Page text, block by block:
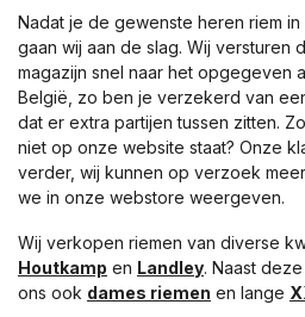
Nadat je de gewenste heren riem
gaan wij aan de slag. Wij versturen
magazijn snel naar het opgegeven
België, zo ben je verzekerd van
dat er extra partijen tussen zitten.
niet op onze website staat? Onze
verder, wij kunnen op verzoek
we in onze webstore weergeven.
Wij verkopen riemen van diverse
Houtkamp en Landley. Naast
ons ook dames riemen en lange